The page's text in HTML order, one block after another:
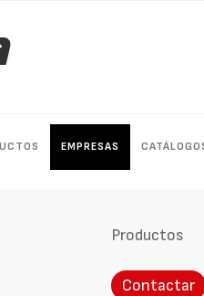
EMPRESAS
Productos
Contactar